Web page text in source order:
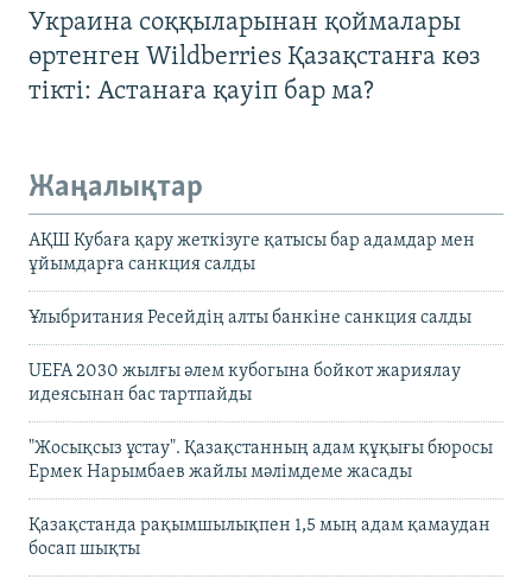
Украина соққыларынан қоймалары
өртенген Wildberries Қазақстанға көз
тікті: Астанаға қауіп бар ма?
Жаңалықтар
АҚШ Кубаға қару жеткізуге қатысы бар адамдар мен
ұйымдарға санкция салды
Ұлыбритания Ресейдің алты банкіне санкция салды
UEFA 2030 жылғы әлем кубогына бойкот жариялау
идеясынан бас тартпайды
"Жосықсыз ұстау". Қазақстанның адам құқығы бюросы
Ермек Нарымбаев жайлы мәлімдеме жасады
Қазақстанда рақымшылықпен 1,5 мың адам қамаудан
босап шықты